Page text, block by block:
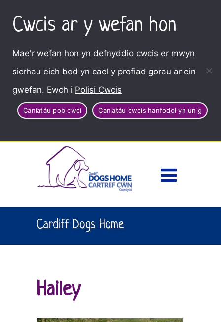
Cwcis ar y wefan hon
Mae'r wefan hon yn defnyddio cwcis er mwyn
sicrhau eich bod yn cael y profiad gorau ar ein
gwefan. Ewch i Polisi Cwcis
Caniatáu pob cwci Caniatáu cwcis hanfodol yn unig
Cardiff Dogs Home
Hailey